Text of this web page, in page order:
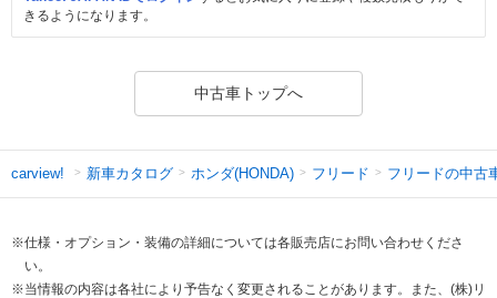
きるようになります。
中古車トップへ
carview! 新車カタログ ホンダ(HONDA) フリード フリードの中古
※仕様・オプション・装備の詳細については各販売店にお問い合わせくださ
い。
※当情報の内容は各社により予告なく変更されることがあります。また、(株)リ